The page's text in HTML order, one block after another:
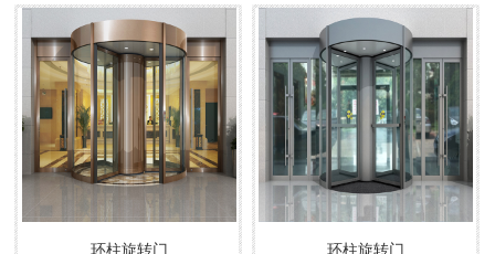
环柱旋转门 环柱旋转门